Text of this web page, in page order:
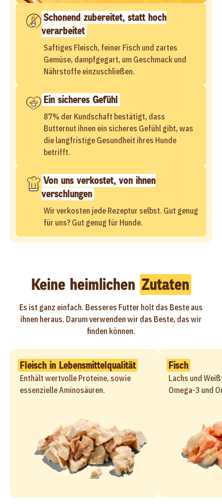
Schonend zubereitet, statt hoch
verarbeitet
Saftiges Fleisch, feiner Fisch und zartes
Gemüse, dampfgegart, um Geschmack und
Nährstoffe einzuschließen.
Ein sicheres Gefühl
87% der Kundschaft bestätigt, dass
Butternut ihnen ein sicheres Gefühl gibt, was
die langfristige Gesundheit ihres Hunde
betrifft.
Von uns verkostet, von ihnen
verschlungen
Wir verkosten jede Rezeptur selbst. Gut genug
für uns? Gut genug für Hunde.
Keine heimlichen Zutaten
Es ist ganz einfach. Besseres Futter holt das Beste aus
ihnen heraus. Darum verwenden wir das Beste, das wir
finden können.
Fleisch in Lebensmittelqualität
Enthält wertvolle Proteine, sowie
essenzielle Aminosäuren.
Fisch
Lachs und
Omega-3 und